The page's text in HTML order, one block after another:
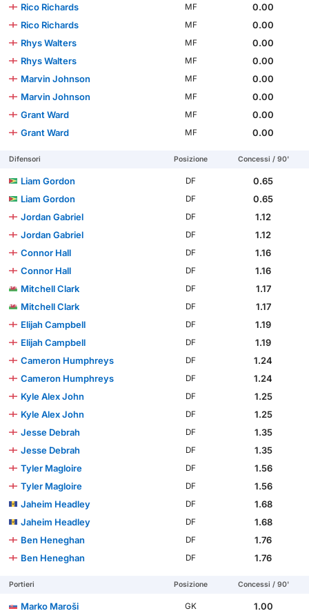
Rico Richards
MF
0.00
Rico Richards
MF
0.00
Rhys Walters
MF
0.00
Rhys Walters
MF
0.00
Marvin Johnson
MF
0.00
Marvin Johnson
MF
0.00
Grant Ward
MF
0.00
Grant Ward
MF 0.00
Difensori Posizione Concessi / 90'
Liam Gordon DF
0.65
Liam Gordon
DF
0.65
Jordan Gabriel
DF
1.12
Jordan Gabriel
DF
1.12
Connor Hall
DF
1.16
Connor Hall
DF
1.16
Mitchell Clark
DF
1.17
Mitchell Clark
DF
1.17
Elijah Campbell
DF
1.19
Elijah Campbell
DF
1.19
Cameron Humphreys
DF
1.24
Cameron Humphreys
DF
1.24
Kyle Alex John
DF
1.25
Kyle Alex John
DF
1.25
Jesse Debrah
DF
1.35
Jesse Debrah
DF
1.35
Tyler Magloire
DF
1.56
Tyler Magloire
DF
1.56
Jaheim Headley
DF
1.68
Jaheim Headley
DF
1.68
Ben Heneghan
DF
1.76
Ben Heneghan
DF 1.76
Portieri Posizione Concessi / 90'
Marko Maroši GK 1.00